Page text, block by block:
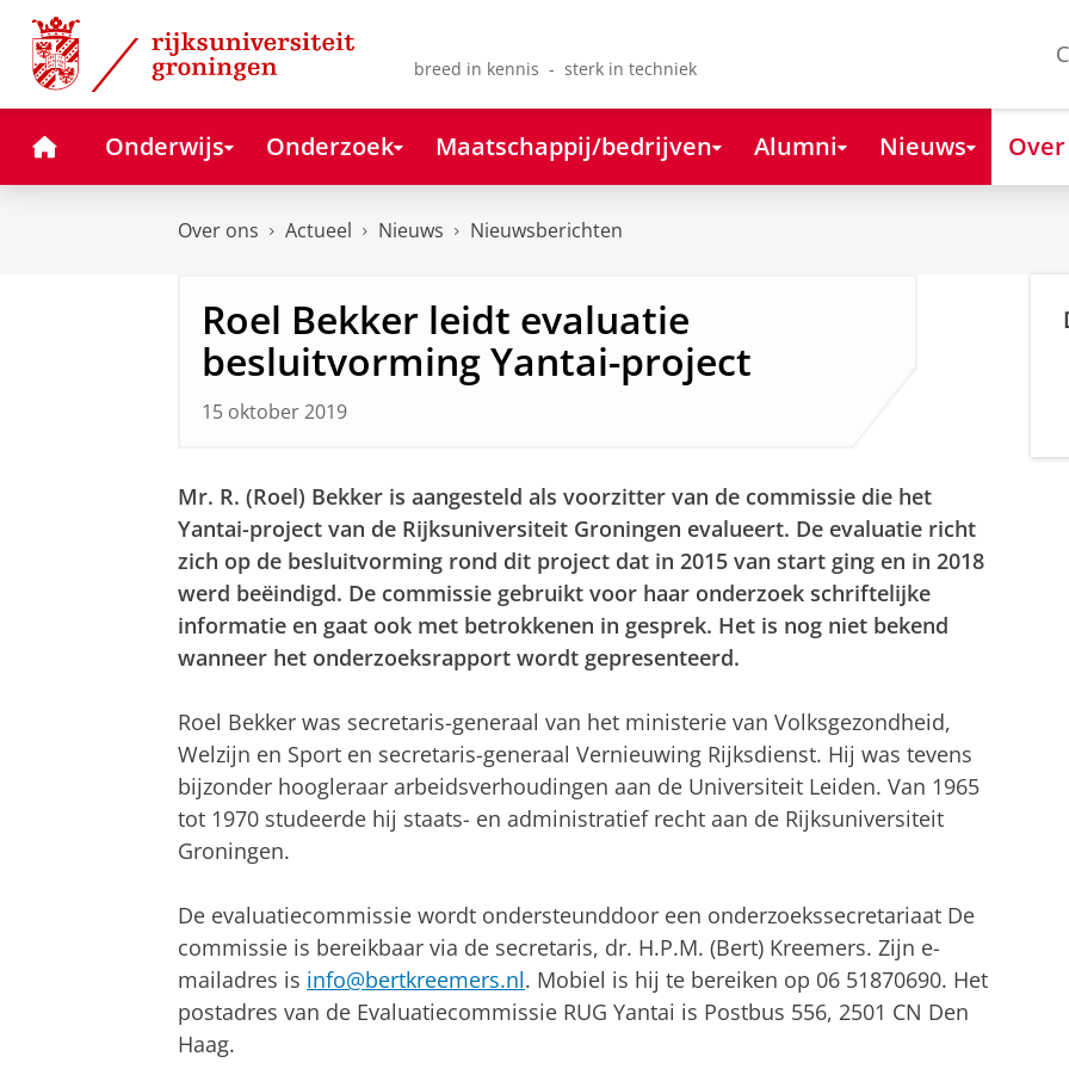
Skip
Content
Skip
Navigation
breed in kennis - sterk in techniek
HomeOnderwijs Onderzoek Maatschappij/bedrijven Alumni Nieuws
Over ons Actueel Nieuws Nieuwsberichten
Roel Bekker leidt evaluatie
besluitvorming Yantai-project
15 oktober 2019
Mr. R. (Roel) Bekker is aangesteld als voorzitter van de commissie die het
Yantai-project van de Rijksuniversiteit Groningen evalueert. De evaluatie richt
zich op de besluitvorming rond dit project dat in 2015 van start ging en in 2018
werd beëindigd. De commissie gebruikt voor haar onderzoek schriftelijke
informatie en gaat ook met betrokkenen in gesprek. Het is nog niet bekend
wanneer het onderzoeksrapport wordt gepresenteerd.
Roel Bekker was secretaris-generaal van het ministerie van Volksgezondheid,
Welzijn en Sport en secretaris-generaal Vernieuwing Rijksdienst. Hij was tevens
bijzonder hoogleraar arbeidsverhoudingen aan de Universiteit Leiden. Van 1965
tot 1970 studeerde hij staats- en administratief recht aan de Rijksuniversiteit
Groningen.
De evaluatiecommissie wordt ondersteunddoor een onderzoekssecretariaat De
commissie is bereikbaar via de secretaris, dr. H.P.M. (Bert) Kreemers. Zijn e-
mailadres is info@bertkreemers.nl. Mobiel is hij te bereiken op 06 51870690. Het
postadres van de Evaluatiecommissie RUG Yantai is Postbus 556, 2501 CN Den
Haag.